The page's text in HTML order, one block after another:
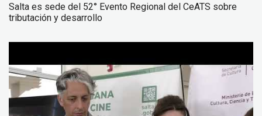
Salta es sede del 52° Evento Regional del CeATS sobre
tributación y desarrollo